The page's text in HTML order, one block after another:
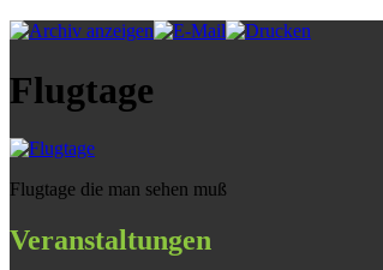
Flugtage
Flugtage die man sehen muß
Veranstaltungen